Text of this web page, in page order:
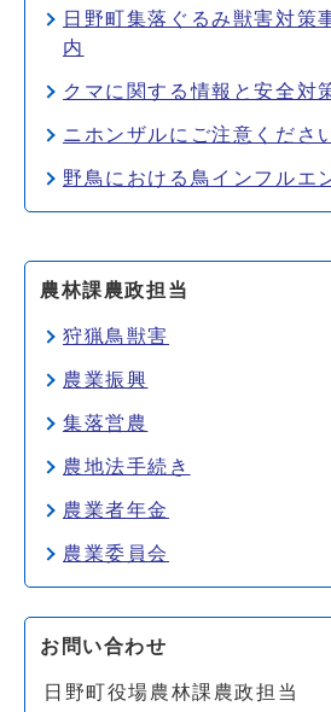
日野町集落ぐるみ獣害対策
内
クマに関する情報と安全対
ニホンザルにご注意くださ
野鳥における鳥インフルエ
農林課農政担当
狩猟鳥獣害
農業振興
集落営農
農地法手続き
農業者年金
農業委員会
お問い合わせ
日野町役場農林課農政担当